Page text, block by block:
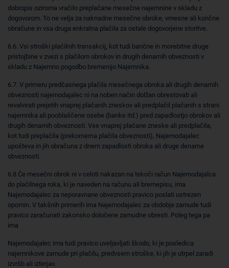
dobropis oziroma vračilo preplačane mesečne najemnine v skladu z
dogovorom. To ne velja za naknadne mesečne obroke, vmesne ali končne
obračune in vsa druga enkratna plačila za ostale dogovorjene storitve.
6.6. Vsi stroški plačilnih transakcij, kot tudi bančne in morebitne druge
pristojbine v zvezi s plačilom obrokov in drugih denarnih obveznosti v
skladu z Najemno pogodbo bremenijo Najemnika.
6.7. V primeru predčasnega plačila mesečnega obroka ali drugih denarnih
obveznosti najemodajalec ni na noben način dolžan obrestovati ali
revalvirati prejetih vnaprej plačanih zneskov ali predplačil plačanih s strani
najemnika ali pooblaščene osebe (banke itd.) pred zapadlostjo obrokov ali
drugih denarnih obveznosti. Vse vnaprej plačane zneske ali predplačila,
kot tudi preplačila (prekomerna plačila obveznosti), Najemodajalec
upošteva in jih obračuna z dnem zapadlosti obroka ali druge denarne
obveznosti.
6.8 Če mesečni obrok ni v celoti nakazan na tekoči račun Najemodajalca
do plačilnega roka, ki je naveden na računu ali bremepisu, ima
Najemodajalec za neporavnane obveznosti pravico poslati ustrezen
opomin. V takšnih primerih ima Najemodajalec za obdobje zamude tudi
pravico zaračunati zakonsko določene zamudne obresti. Poleg tega pa
ima
Najemodajalec ima tudi pravico uveljavljati škodo, ki je posledica
najemnikove zamude pri plačilu, predvsem stroške, ki jih je utrpel zaradi
izvršb ali izterjav.